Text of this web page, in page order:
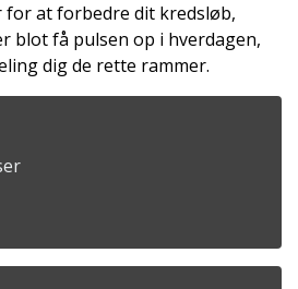
at forbedre dit kredsløb,
blot få pulsen op i hverdagen,
dig de rette rammer.